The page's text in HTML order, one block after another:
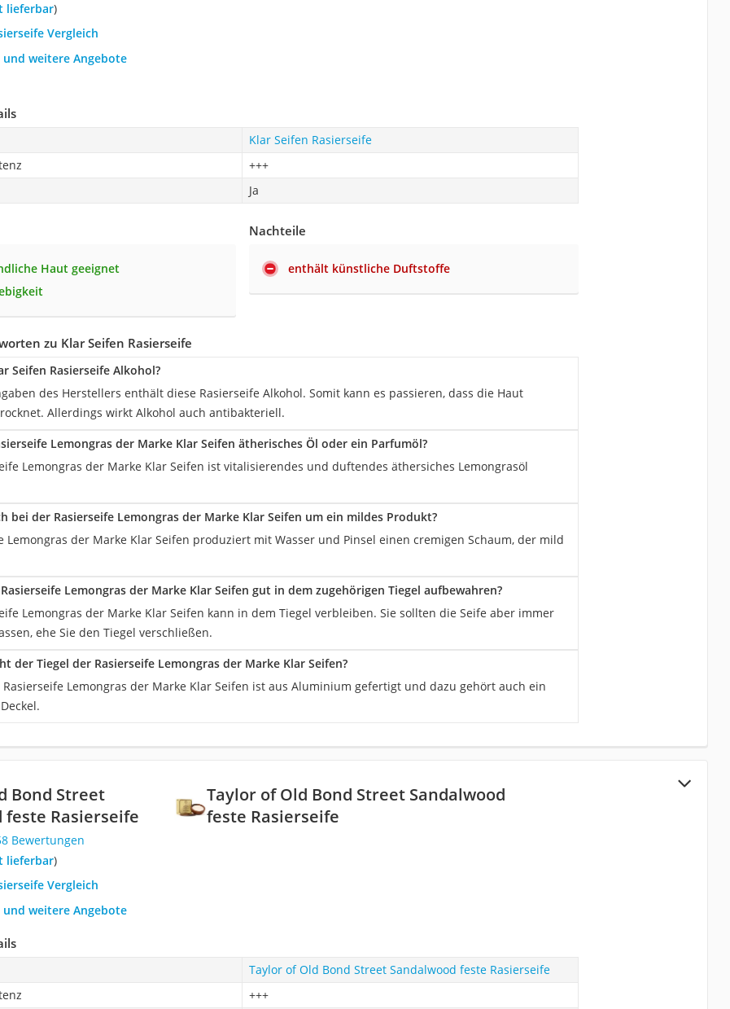
lieferbar)
Vergleich
und weitere Angebote
Klar Seifen Rasierseife
+++
Ja
Haut geeignet
Nachteile
enthält künstliche Duftstoffe
zu Klar Seifen Rasierseife
Seifen Rasierseife Alkohol?
des Herstellers enthält diese Rasierseife Alkohol. Somit kann es passieren, dass die Haut
Allerdings wirkt Alkohol auch antibakteriell.
Lemongras der Marke Klar Seifen ätherisches Öl oder ein Parfumöl?
Lemongras der Marke Klar Seifen ist vitalisierendes und duftendes äthersiches Lemongrasöl
bei der Rasierseife Lemongras der Marke Klar Seifen um ein mildes Produkt?
Lemongras der Marke Klar Seifen produziert mit Wasser und Pinsel einen cremigen Schaum, der mild
Lemongras der Marke Klar Seifen gut in dem zugehörigen Tiegel aufbewahren?
Lemongras der Marke Klar Seifen kann in dem Tiegel verbleiben. Sie sollten die Seife aber immer
ehe Sie den Tiegel verschließen.
der Tiegel der Rasierseife Lemongras der Marke Klar Seifen?
Rasierseife Lemongras der Marke Klar Seifen ist aus Aluminium gefertigt und dazu gehört auch ein
Taylor of Old Bond Street Sandalwood
feste Rasierseife
Bond Street
feste Rasierseife
Bewertungen
lieferbar)
Vergleich
und weitere Angebote
Taylor of Old Bond Street Sandalwood feste Rasierseife
+++